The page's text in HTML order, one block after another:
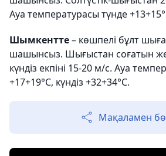
Ауа температурасы түнде
Шымкентте– көшпелі бұлт
шашынсыз. Шығыстан соғатын
күндіз екпіні 15-20 м/с. Ауа
+17+19°С, күндіз +32+34°С.
Мақаламен